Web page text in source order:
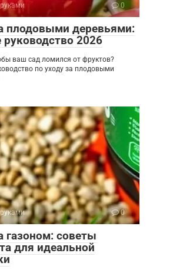
0
плодовыми деревьями:
руководство 2026
ваш сад ломился от фруктов?
по уходу за плодовыми
0
газоном: советы
для идеальной